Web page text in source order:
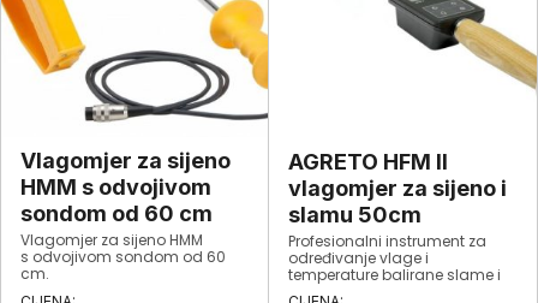
Vlagomjer za sijeno
HMM s odvojivom
sondom od 60 cm
Vlagomjer za sijeno HMM
s odvojivom sondom od 60
cm.
AGRETO HFM II
vlagomjer za sijeno i
slamu 50cm
Profesionalni instrument za
određivanje vlage i
temperature balirane slame i
sijena.